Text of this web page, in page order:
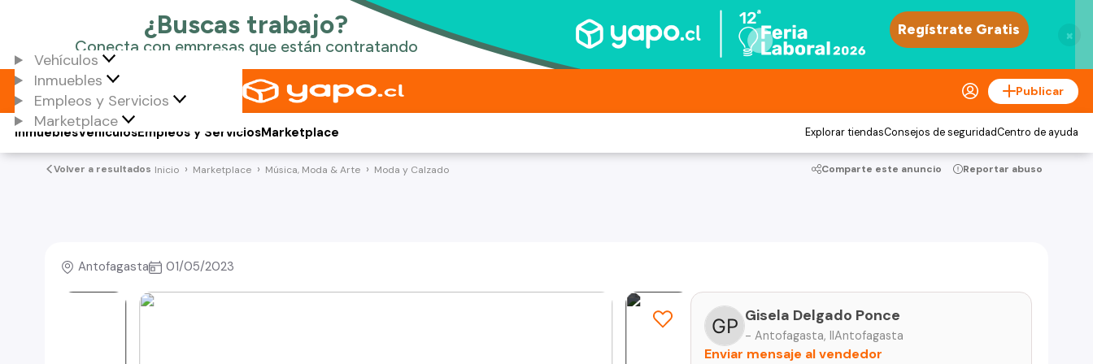
×
Vehículos
Inmuebles
Empleos y Servicios
Marketplace
Publicar
Vehículos
Inmuebles Empleos y ServiciosMarketplace Explorar tiendasConsejos de seguridadCentro de ayuda
Volver a resultados Inicio Marketplace Música, Moda & Arte Moda y Calzado Comparte este anuncio Reportar abuso
Antofagasta 01/05/2023
Gisela Delgado Ponce
- Antofagasta, IIAntofagasta
Enviar mensaje al vendedor